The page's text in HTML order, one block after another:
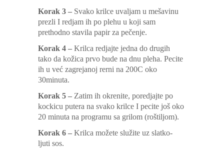
Korak 3 – Svako krilce uvaljam u mešavinu
prezli I redjam ih po plehu u koji sam
prethodno stavila papir za pečenje.
Korak 4 – Krilca redjajte jedna do drugih
tako da kožica prvo bude na dnu pleha. Pecite
ih u već zagrejanoj rerni na 200C oko
30minuta.
Korak 5 – Zatim ih okrenite, poredjajte po
kockicu putera na svako krilce I pecite još oko
20 minuta na programu sa grilom (roštiljom).
Korak 6 – Krilca možete služite uz slatko-
ljuti sos.